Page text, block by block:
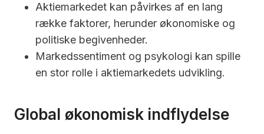
Aktiemarkedet kan påvirkes af en lang
række faktorer, herunder økonomiske og
politiske begivenheder.
Markedssentiment og psykologi kan spille
en stor rolle i aktiemarkedets udvikling.
Global økonomisk indflydelse